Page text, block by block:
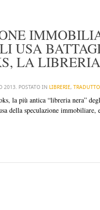
USA
LA
2013. POSTATO IN LIBRERIE,
la più antica “libreria nera”
della speculazione